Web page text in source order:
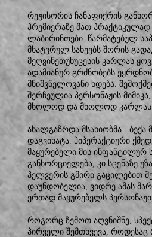
რეჟისორის ჩანაფიქრის
პრემიერაზე მათ
ლაბირინთები. წარმატებულ
მხატვრულ სახეებს შორის
მეღვინეთუხუცესის კარლას
ადამიანურ გრძნობებს
მნიშვნელოვანი ხდება.
შერჩეულია პერსონაჟის
მხოლოდ და მხოლოდ კარლას
ახალგაზრდა მსახიობმა - ბექა
დაგვიხატა. ჰიპერაქტიური
მაყურებელი მის ინფანტილურ
განხორციელება, კი სცენაზე
ჰელვერის გმირი გაცილებით
დაუნდობელია, ვიდრე ამას
ერთად მაყურებელს პერსონაჟი
როგორც ზემოთ აღვნიშნე,
პირველი შემთხვევა,